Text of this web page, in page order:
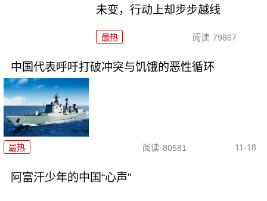
未变，行动上却步步越线
最热 阅读 79867
中国代表呼吁打破冲突与饥饿的恶性循环
最热 阅读 80581 11-18
阿富汗少年的中国“心声”